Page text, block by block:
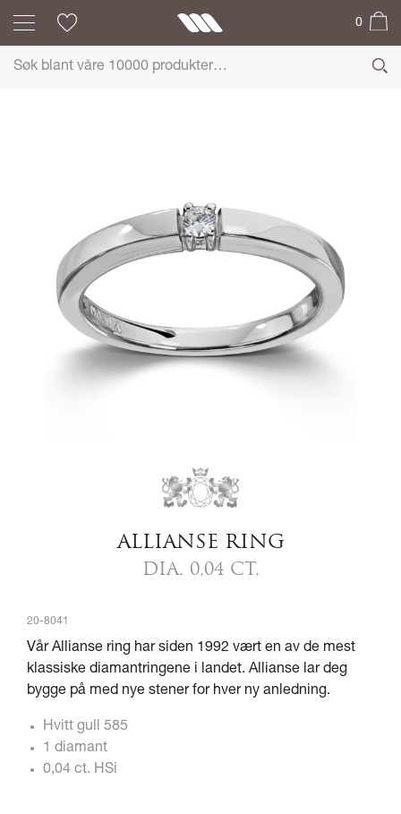
0
ALLIANSE RING
DIA. 0,04 CT.
20-8041
Vår Allianse ring har siden 1992 vært en av de mest
klassiske diamantringene i landet. Allianse lar deg
bygge på med nye stener for hver ny anledning.
Hvitt gull 585
1 diamant
0,04 ct. HSi
ALLIANSE